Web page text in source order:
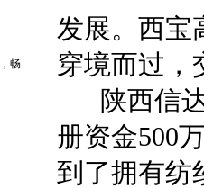
，畅
发展。西宝
穿境而过，
陕西信达
册资金500
到了拥有纺